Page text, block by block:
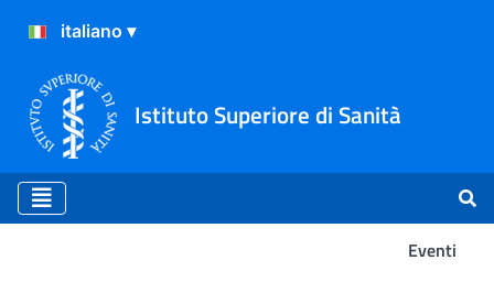
Istituto Superiore di Sanità
Eventi